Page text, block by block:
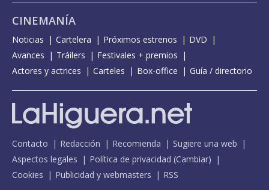
CINEMANÍA
Noticias Cartelera Próximos estrenos
DVD
Avances
Tráilers
Festivales + premios
Actores y actrices
Carteles Box-office Guía / directorio
Contacto Redacción Recomienda
Sugiere una web
Aspectos legales
Política de privacidad (Cambiar)
Cookies
Publicidad y webmasters RSS